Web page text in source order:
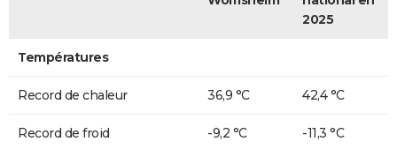
2025
Températures
Record de chaleur 36,9 °C 42,4 °C
Record de froid -9,2 °C -11,3 °C